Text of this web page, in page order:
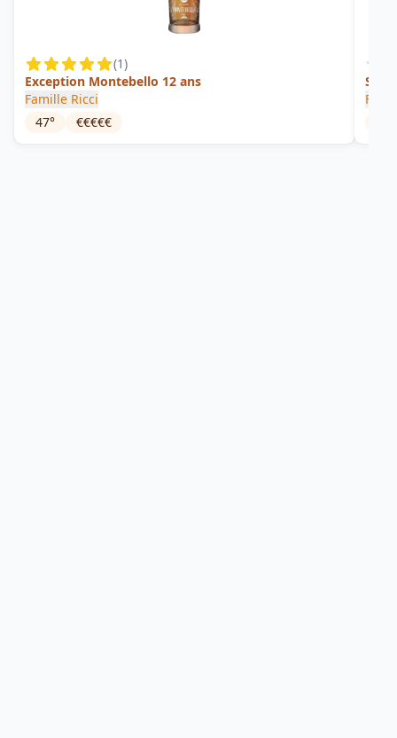
(1)
Exception Montebello 12 ans
Famille Ricci
47° €€€€€